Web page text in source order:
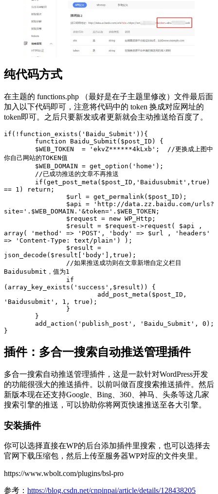
纯代码方式
在主题的 functions.php （最好是在子主题里修改）文件最后面
加入以下代码即可，注意将代码中的 token 换成对应网址的
token即可。之后只要新发或者更新就会主动推送给百度了。
if(!function_exists('Baidu_Submit')){
你自己网站的TOKEN值
== 1) return;
site='.$WEB_DOMAIN.'&token='.$WEB_TOKEN;
array( 'method' => 'POST', 'body' => $url , 'headers'
=> 'Content-Type: text/plain') );
json_decode($result['body'],true);
Baidusubmit，值为1
(array_key_exists('success',$result)) {
'Baidusubmit', 1, true);
}
插件：多合一搜索自动推送管理插件
多合一搜索自动推送管理插件，这是一款针对WordPress开发
的功能很强大的推送插件。以前叫做百度搜索推送插件。然后
新版本现在还支持Google、Bing、360、神马、头条等这几家
搜索引擎的推送，可以协助你将网页快速推送至各大引擎。
安装插件
你可以选择直接在WP的后台添加插件里搜索，也可以选择去
官网下载压缩包，然后上传至服务器WP对应的文件夹里。
https://www.wbolt.com/plugins/bsl-pro
参考： https://blog.csdn.net/cnpinpai/article/details/128438205